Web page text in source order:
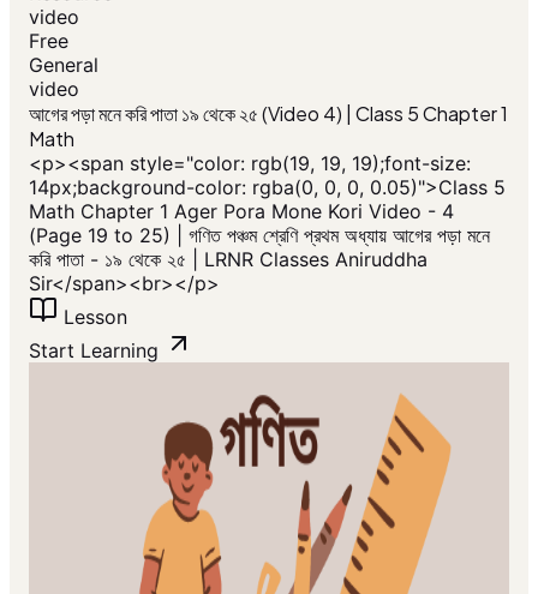
video
Free
General
video
আগের পড়া মনে করি পাতা ১৯ থেকে ২৫ (Video 4) | Class 5 Chapter 1
Math
<p>​<span style="color: rgb(19, 19, 19);font-size:
14px;background-color: rgba(0, 0, 0, 0.05)">Class 5
Math Chapter 1 Ager Pora Mone Kori Video - 4
(Page 19 to 25) | গণিত পঞ্চম শ্রেণি প্রথম অধ্যায় আগের পড়া মনে
করি পাতা - ১৯ থেকে ২৫ | LRNR Classes Aniruddha
Sir</span>​<br></p>
Lesson
Start Learning